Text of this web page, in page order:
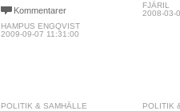
Kommentarer
HAMPUS ENGQVIST
2009-09-07 11:31:00
FJÄRIL
2008-03-
POLITIK & SAMHÄLLE POLITIK